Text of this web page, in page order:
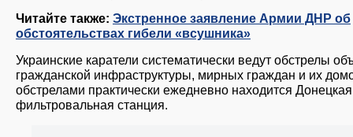
Читайте также: Экстренное заявление Армии ДНР об
обстоятельствах гибели «всушника»
Украинские каратели систематически ведут обстрелы
гражданской инфраструктуры, мирных граждан и их
обстрелами практически ежедневно находится Донецкая
фильтровальная станция.